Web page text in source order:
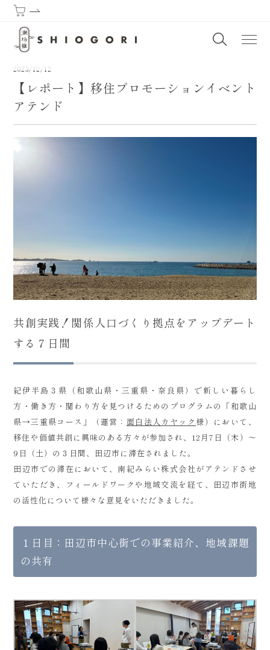
潮垢離からはじまる熊野古道 | SHIOGORI (Purification by the
2023/12/12
【レポート】移住プロモーションイベント
アテンド
共創実践！関係人口づくり拠点をアップデート
する７日間
紀伊半島３県（和歌山県・三重県・奈良県）で新しい暮らし
方・働き方・関わり方を見つけるためのプログラムの「和歌山
県→三重県コース」（運営： 面白法人カヤック 様）において、
移住や価値共創に興味のある方々が参加され、12月7日（木）～
9日（土）の３日間、田辺市に滞在されました。
田辺市での滞在において、南紀みらい株式会社がアテンドさせ
ていただき、フィールドワークや地域交流を経て、田辺市街地
の活性化について様々な意見をいただきました。
１日目：田辺市中心街での事業紹介、地域課題
の共有